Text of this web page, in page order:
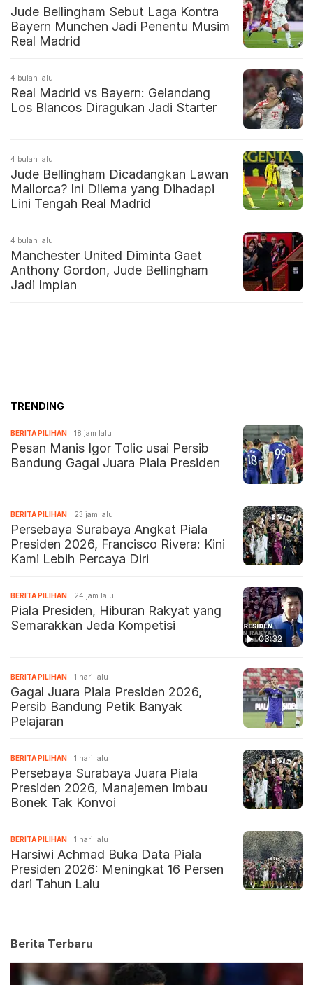
Jude Bellingham Sebut Laga Kontra
Bayern Munchen Jadi Penentu Musim
Real Madrid
4 bulan lalu
Real Madrid vs Bayern: Gelandang
Los Blancos Diragukan Jadi Starter
4 bulan lalu
Jude Bellingham Dicadangkan Lawan
Mallorca? Ini Dilema yang Dihadapi
Lini Tengah Real Madrid
4 bulan lalu
Manchester United Diminta Gaet
Anthony Gordon, Jude Bellingham
Jadi Impian
TRENDING
BERITA PILIHAN 18 jam lalu
Pesan Manis Igor Tolic usai Persib
Bandung Gagal Juara Piala Presiden
BERITA PILIHAN 23 jam lalu
Persebaya Surabaya Angkat Piala
Presiden 2026, Francisco Rivera: Kini
Kami Lebih Percaya Diri
03:32
BERITA PILIHAN 24 jam lalu
Piala Presiden, Hiburan Rakyat yang
Semarakkan Jeda Kompetisi
BERITA PILIHAN 1 hari lalu
Gagal Juara Piala Presiden 2026,
Persib Bandung Petik Banyak
Pelajaran
BERITA PILIHAN 1 hari lalu
Persebaya Surabaya Juara Piala
Presiden 2026, Manajemen Imbau
Bonek Tak Konvoi
BERITA PILIHAN 1 hari lalu
Harsiwi Achmad Buka Data Piala
Presiden 2026: Meningkat 16 Persen
dari Tahun Lalu
Berita Terbaru